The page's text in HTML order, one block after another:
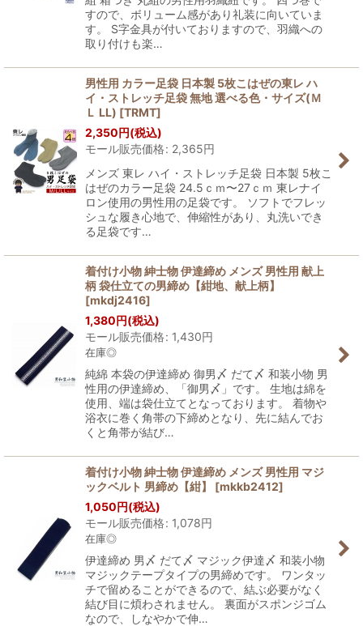
すので、ボリューム感があり礼装に向いていま
す。 S字金具が付いておりますので、羽織への
取り付けも楽…
男性用 カラー足袋 日本製 5枚こはぜの東レ ハ
イ・ストレッチ足袋 無地 選べる色・サイズ(Ｍ
Ｌ LL) [TRMT]
2,350円(税込)
モール販売価格: 2,365円
メンズ 東レ ハイ・ストレッチ足袋 日本製 5枚こ
はぜのカラー足袋 24.5ｃｍ〜27ｃｍ 東レナイ
ロン使用の男性用の足袋です。 ソフトでフレッ
シュな履き心地で、伸縮性があり、丸洗いでき
る足袋です…
着付け小物 紳士物 伊達締め メンズ 男性用 献上
柄 袋仕立ての男締め【紺地、献上柄】
[mkdj2416]
1,380円(税込)
モール販売価格: 1,430円
在庫◎
純綿 本袋の伊達締め 御男〆 だて〆 和装小物 男
性用の伊達締め、「御男〆」です。 生地は綿を
使用、端は袋仕立てとなっております。 着物や
浴衣に巻く角帯の下締めとなり、先に結んでお
くと角帯が結び…
着付け小物 紳士物 伊達締め メンズ 男性用 マジ
ックベルト 男締め【紺】
[mkkb2412]
1,050円(税込)
モール販売価格: 1,078円
在庫◎
伊達締め 男〆 だて〆 マジック伊達〆 和装小物
マジックテープタイプの男締めです。 ワンタッ
チで留めることができるので、結ぶ必要がなく
結び目に煩わされません。 裏面がスポンジゴム
なので、しなやかで伸…